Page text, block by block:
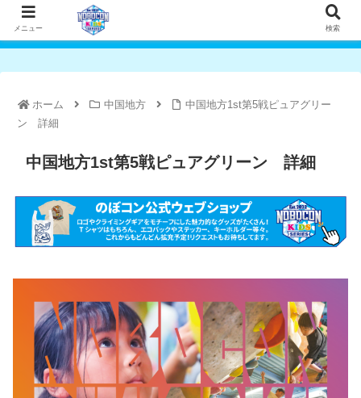
ホーム 中国地方
中国地方1st第5戦ピュアグリー
ン 詳細
中国地方1st第5戦ピュアグリーン 詳細
メニュー 検索